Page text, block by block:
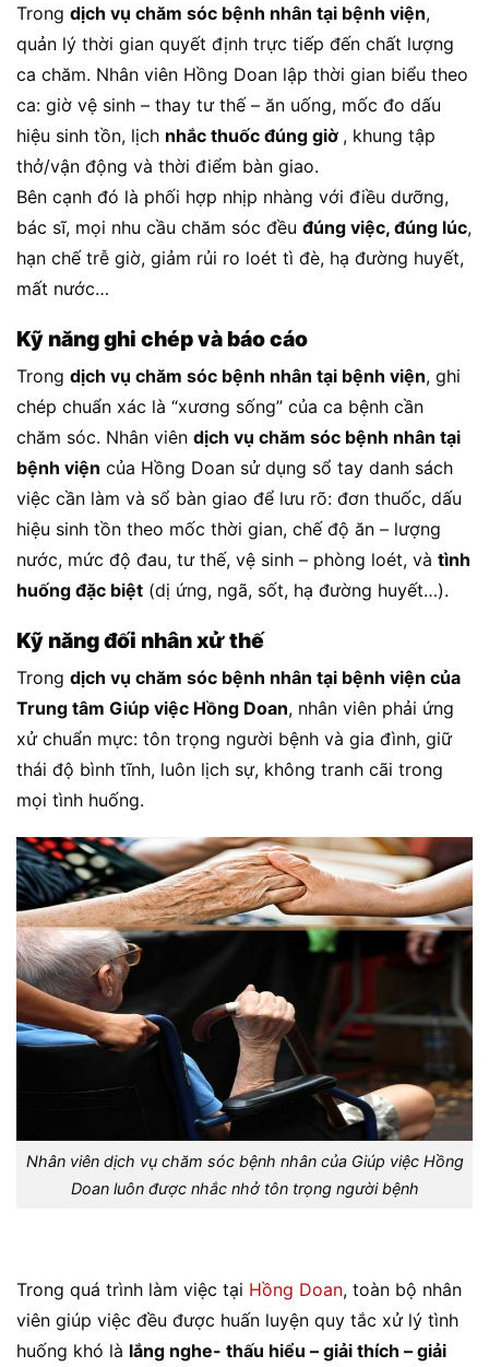
Trong dịch vụ chăm sóc bệnh nhân tại bệnh viện,
quản lý thời gian quyết định trực tiếp đến chất lượng
ca chăm. Nhân viên Hồng Doan lập thời gian biểu theo
ca: giờ vệ sinh – thay tư thế – ăn uống, mốc đo dấu
hiệu sinh tồn, lịch nhắc thuốc đúng giờ , khung tập
thở/vận động và thời điểm bàn giao.
Bên cạnh đó là phối hợp nhịp nhàng với điều dưỡng,
bác sĩ, mọi nhu cầu chăm sóc đều đúng việc, đúng lúc,
hạn chế trễ giờ, giảm rủi ro loét tì đè, hạ đường huyết,
mất nước…
Kỹ năng ghi chép và báo cáo
Trong dịch vụ chăm sóc bệnh nhân tại bệnh viện, ghi
chép chuẩn xác là “xương sống” của ca bệnh cần
chăm sóc. Nhân viên dịch vụ chăm sóc bệnh nhân tại
bệnh viện của Hồng Doan sử dụng sổ tay danh sách
việc cần làm và sổ bàn giao để lưu rõ: đơn thuốc, dấu
hiệu sinh tồn theo mốc thời gian, chế độ ăn – lượng
nước, mức độ đau, tư thế, vệ sinh – phòng loét, và tình
huống đặc biệt (dị ứng, ngã, sốt, hạ đường huyết…).
Kỹ năng đối nhân xử thế
Trong dịch vụ chăm sóc bệnh nhân tại bệnh viện của
Trung tâm Giúp việc Hồng Doan, nhân viên phải ứng
xử chuẩn mực: tôn trọng người bệnh và gia đình, giữ
thái độ bình tĩnh, luôn lịch sự, không tranh cãi trong
mọi tình huống.
Nhân viên dịch vụ chăm sóc bệnh nhân của Giúp việc Hồng
Doan luôn được nhắc nhở tôn trọng người bệnh
Trong quá trình làm việc tại Hồng Doan, toàn bộ nhân
viên giúp việc đều được huấn luyện quy tắc xử lý tình
huống khó là lắng nghe- thấu hiểu – giải thích – giải